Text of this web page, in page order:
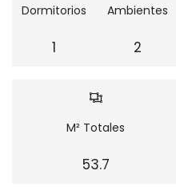
Dormitorios
1
Ambientes
2
M² Totales
53.7